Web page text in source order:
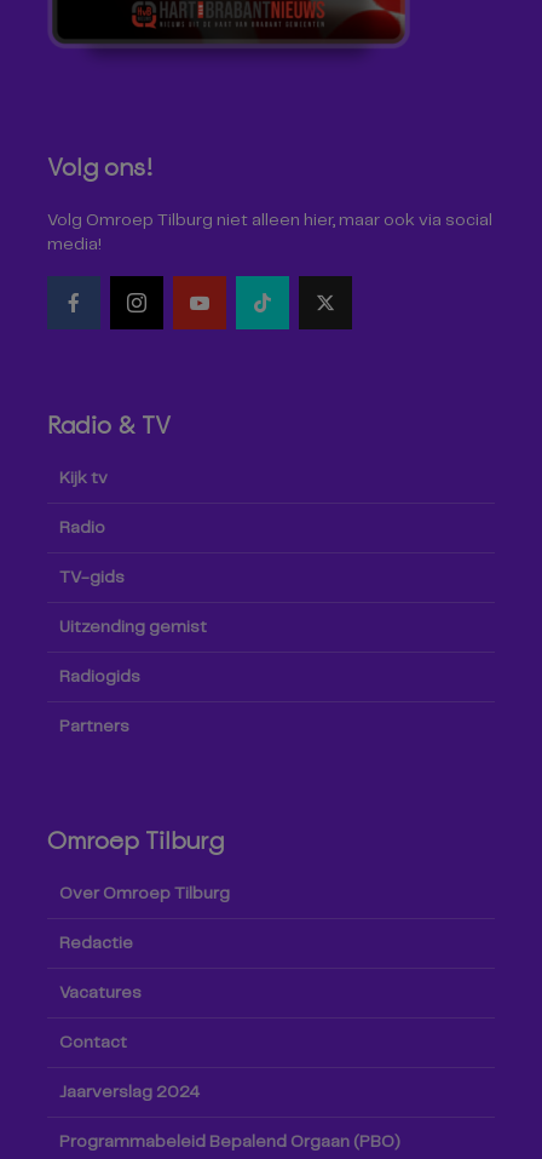
Volg ons!
Volg Omroep Tilburg niet alleen hier, maar ook via social
media!
Radio & TV
Kijk tv
Radio
TV-gids
Uitzending gemist
Radiogids
Partners
Omroep Tilburg
Over Omroep Tilburg
Redactie
Vacatures
Contact
Jaarverslag 2024
Programmabeleid Bepalend Orgaan (PBO)